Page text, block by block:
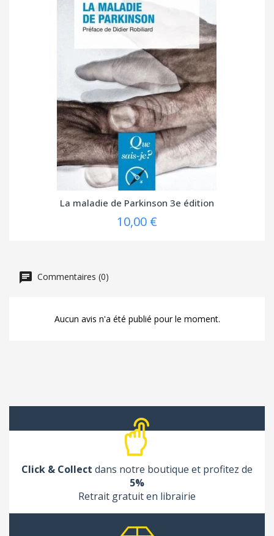
La maladie de Parkinson 3e édition
10,00 €
Commentaires (0)
Aucun avis n'a été publié pour le moment.
Click & Collect dans notre boutique et profitez de
5%
Retrait gratuit en librairie